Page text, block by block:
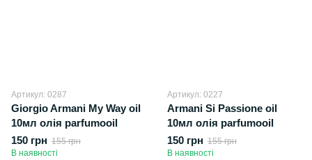
Артикул: 0287
Giorgio Armani My Way oil
10мл олія parfumooil
150 грн 155 грн
В наявності
Артикул: 0227
Armani Si Passione oil
10мл олія parfumooil
150 грн 155 грн
В наявності